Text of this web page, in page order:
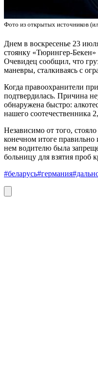
Фото из открытых источников
Днем в воскресенье 23
стоянку «Тюрингер-
Очевидец сообщил, что
маневры, сталкиваясь с
Когда правоохранители
подтвердилась. Причина
обнаружена быстро:
нашего соотечественника
Независимо от того,
конечном итоге правильно
нем водителю была
больницу для взятия проб
#беларусь#германия